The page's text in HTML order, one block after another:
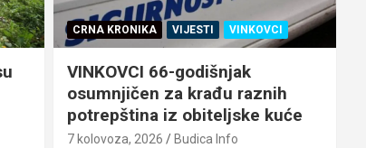
CRNA KRONIKA VIJESTI VINKOVCI
VINKOVCI 66-godišnjak
osumnjičen za krađu raznih
potrepština iz obiteljske kuće
7 kolovoza, 2026 Budica Info